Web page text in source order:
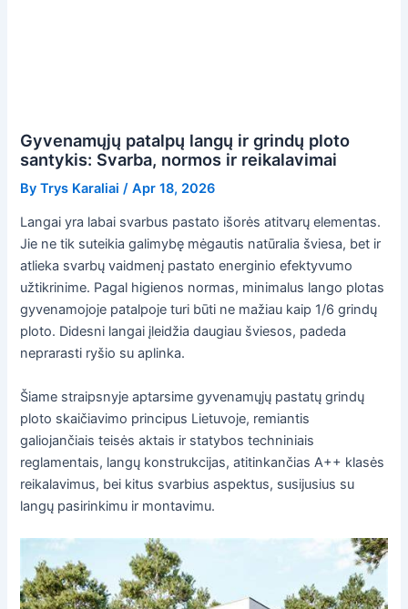
Gyvenamųjų patalpų langų ir grindų ploto
santykis: Svarba, normos ir reikalavimai
ByTrys Karaliai /Apr 18, 2026
Langai yra labai svarbus pastato išorės atitvarų elementas.
Jie ne tik suteikia galimybę mėgautis natūralia šviesa, bet ir
atlieka svarbų vaidmenį pastato energinio efektyvumo
užtikrinime. Pagal higienos normas, minimalus lango plotas
gyvenamojoje patalpoje turi būti ne mažiau kaip 1/6 grindų
ploto. Didesni langai įleidžia daugiau šviesos, padeda
neprarasti ryšio su aplinka.
Šiame straipsnyje aptarsime gyvenamųjų pastatų grindų
ploto skaičiavimo principus Lietuvoje, remiantis
galiojančiais teisės aktais ir statybos techniniais
reglamentais, langų konstrukcijas, atitinkančias A++ klasės
reikalavimus, bei kitus svarbius aspektus, susijusius su
langų pasirinkimu ir montavimu.